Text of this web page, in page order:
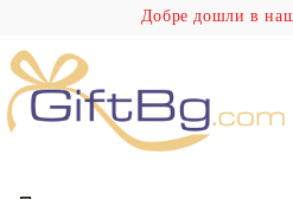
Добре дошли в